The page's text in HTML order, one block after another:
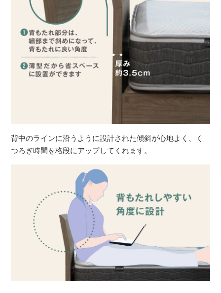
背中のラインに沿うように設計された傾斜が心地よく、く
つろぎ時間を格段にアップしてくれます。